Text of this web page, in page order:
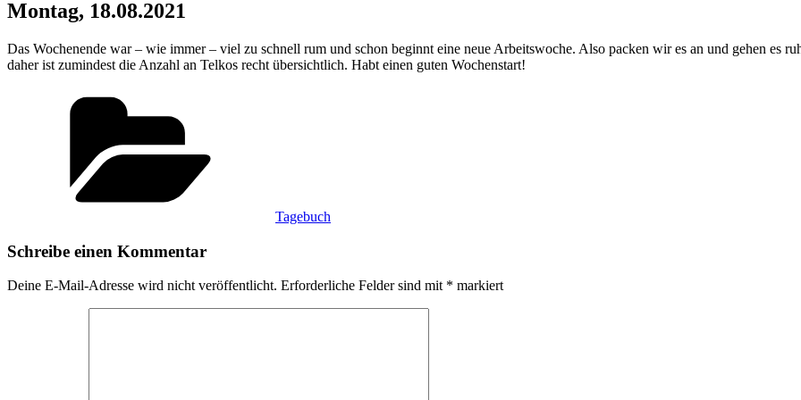
Montag, 18.08.2021
Das Wochenende war – wie immer – viel zu schnell rum und schon beginnt eine neue Arbeitswoche. Also packen wir es an und gehen es
daher ist zumindest die Anzahl an Telkos recht übersichtlich. Habt einen guten Wochenstart!
Tagebuch
Schreibe einen Kommentar
Deine E-Mail-Adresse wird nicht veröffentlicht. Erforderliche Felder sind mit * markiert